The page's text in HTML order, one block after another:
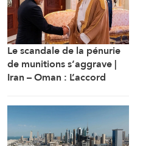
Le scandale de la pénurie
de munitions s’aggrave |
Iran – Oman : L’accord